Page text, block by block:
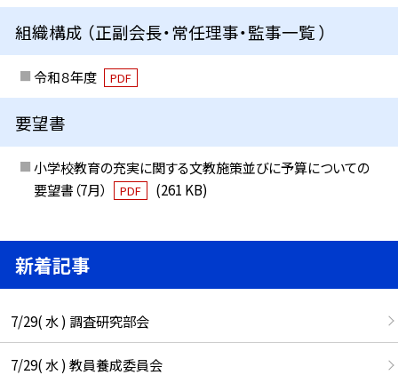
組織構成 （正副会長・常任理事・監事一覧 ）
令和８年度 PDF
要望書
小学校教育の充実に関する文教施策並びに予算についての
要望書（7月）
PDF (261 KB)
新着記事
7/29( 水 ) 調査研究部会
7/29( 水 ) 教員養成委員会